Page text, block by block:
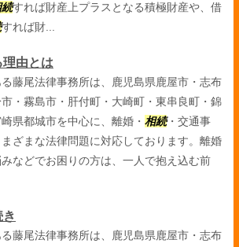
すれば財産上プラスとなる積極財産や、借
すれば財...
由とは
藤尾法律事務所は、鹿児島県鹿屋市・志布
・霧島市・肝付町・大崎町・東串良町・錦
県都城市を中心に、離婚・ 相続・交通事
ざまな法律問題に対応しております。離婚
などでお困りの方は、一人で抱え込む前
藤尾法律事務所は、鹿児島県鹿屋市・志布